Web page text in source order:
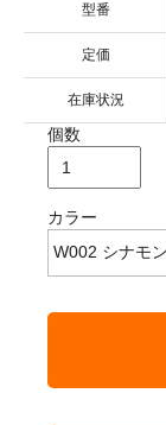
型番
定価
在庫状況
個数
カラー